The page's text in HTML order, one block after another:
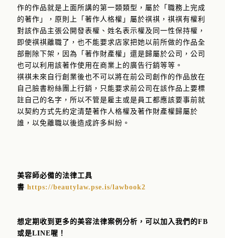
作的作品就是上面所講的第一類類型，屬於「職務上完成
的著作」，原則上「著作人格權」屬於祺祺，祺祺有權利
對該作品主張公開發表權、姓名表示權及同一性保持權，
即使祺祺離職了，也不能要求店家把她以前所做的作品全
部刪除下架，因為「著作財產權」還是歸屬於公司，公司
也可以利用該著作使用在商業上的廣告行銷等等。
祺祺未來自行創業後也不可以將在前公司創作的作品放在
自己臉書粉絲團上行銷，只能要求前公司在該作品上要標
註自己的名字，所以不管是雇主或是員工都應該要事前就
以契約方式先約定清楚著作人格權及著作財產權歸屬於
誰，以免離職以後造成許多糾紛。
美容師必備的法律工具
書 https://beautylaw.pse.is/lawbook2
想定期收到更多的美容法律案例分析，可以加入我們的FB
或是LINE喔！